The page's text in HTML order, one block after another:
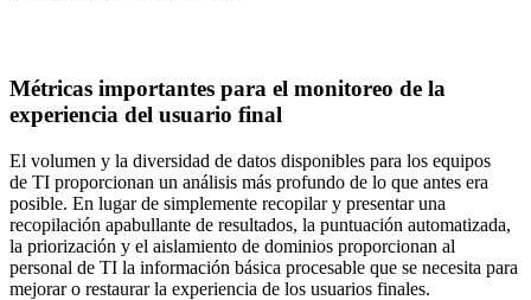
Métricas importantes para el monitoreo de la
experiencia del usuario final
El volumen y la diversidad de datos disponibles para los equipos
de TI proporcionan un análisis más profundo de lo que antes era
posible. En lugar de simplemente recopilar y presentar una
recopilación apabullante de resultados, la puntuación automatizada,
la priorización y el aislamiento de dominios proporcionan al
personal de TI la información básica procesable que se necesita para
mejorar o restaurar la experiencia de los usuarios finales.